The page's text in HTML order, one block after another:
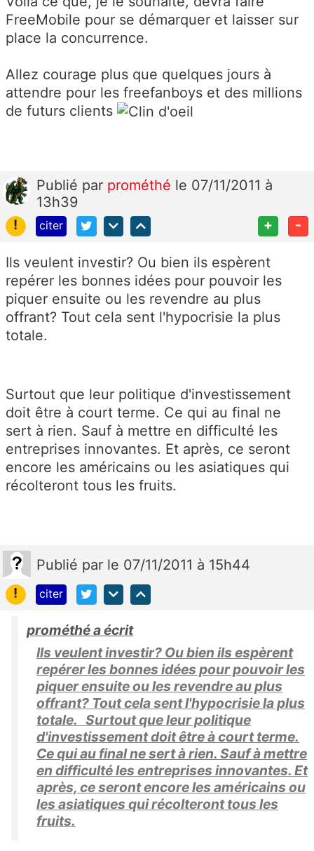
FreeMobile pour se démarquer et laisser sur
place la concurrence.
Allez courage plus que quelques jours à
attendre pour les freefanboys et des millions
de futurs clients
Publié par prométhé le 07/11/2011 à
13h39
!
citer + -
Ils veulent investir? Ou bien ils espèrent
repérer les bonnes idées pour pouvoir les
piquer ensuite ou les revendre au plus
offrant? Tout cela sent l'hypocrisie la plus
totale.
Surtout que leur politique d'investissement
doit être à court terme. Ce qui au final ne
sert à rien. Sauf à mettre en difficulté les
entreprises innovantes. Et après, ce seront
encore les américains ou les asiatiques qui
récolteront tous les fruits.
Publié par le 07/11/2011 à 15h44
!
citer
prométhé a écrit
Ils veulent investir? Ou bien ils espèrent
repérer les bonnes idées pour pouvoir les
piquer ensuite ou les revendre au plus
offrant? Tout cela sent l'hypocrisie la plus
totale. Surtout que leur politique
d'investissement doit être à court terme.
Ce qui au final ne sert à rien. Sauf à mettre
en difficulté les entreprises innovantes. Et
après, ce seront encore les américains ou
les asiatiques qui récolteront tous les
fruits.